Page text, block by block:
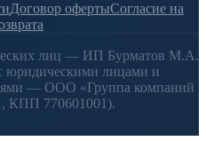
Договор офертыСогласие на
лиц — ИП Бурматов М.А.
юридическими лицами и
— ООО «Группа компаний
КПП 770601001).